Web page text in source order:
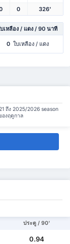
0 326'
เหลือง / แดง / 90 นาที
0 ใบเหลือง / แดง
ถึง 2025/2026 season
งฤดูกาล
ประตู / 90'
0.94